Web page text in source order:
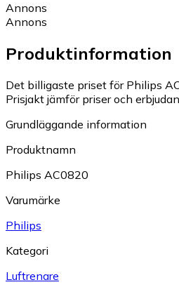
Annons
Annons
Produktinformation
Det billigaste priset för Philips
Prisjakt jämför priser och
Grundläggande information
Produktnamn
Philips AC0820
Varumärke
Philips
Kategori
Luftrenare